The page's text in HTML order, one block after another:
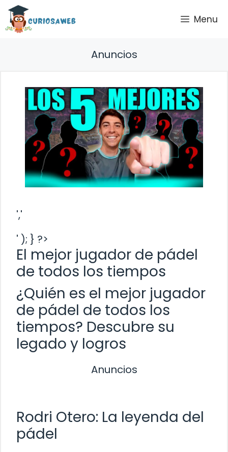
Saltar
contenido
Menu
Anuncios
','
' ); } ?>
El mejor jugador de pádel
de todos los tiempos
¿Quién es el mejor jugador
de pádel de todos los
tiempos? Descubre su
legado y logros
Anuncios
Rodri Otero: La leyenda del
pádel